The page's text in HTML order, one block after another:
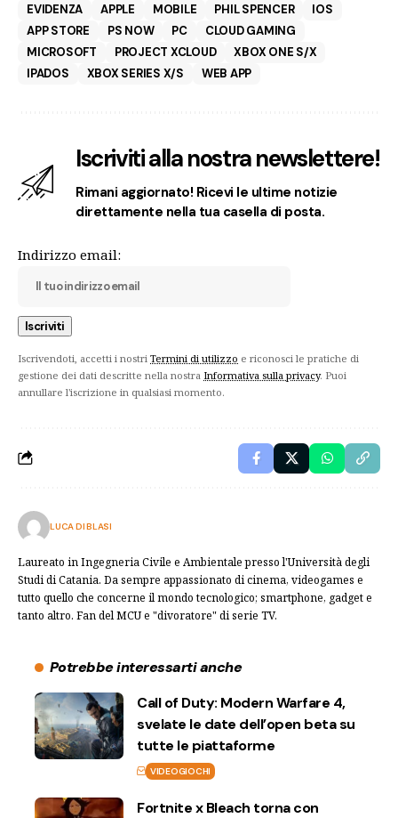
EVIDENZA
APPLE MOBILE PHIL SPENCER
IOS
APP STORE
PS NOW PC
CLOUD GAMING
MICROSOFT
PROJECT XCLOUD
XBOX ONE S/X
IPADOS
XBOX SERIES X/S WEB APP
Iscriviti alla nostra newslettere!
Rimani aggiornato! Ricevi le ultime notizie
direttamente nella tua casella di posta.
Indirizzo email:
Iscrivendoti, accetti i nostri Termini di utilizzo e riconosci le pratiche di
gestione dei dati descritte nella nostra Informativa sulla privacy. Puoi
annullare l'iscrizione in qualsiasi momento.
LUCA DI BLASI
Laureato in Ingegneria Civile e Ambientale presso l'Università degli
Studi di Catania. Da sempre appassionato di cinema, videogames e
tutto quello che concerne il mondo tecnologico; smartphone, gadget e
tanto altro. Fan del MCU e "divoratore" di serie TV.
Potrebbe interessarti anche
Call of Duty: Modern Warfare 4,
svelate le date dell’open beta su
tutte le piattaforme
VIDEOGIOCHI
Fortnite x Bleach torna con